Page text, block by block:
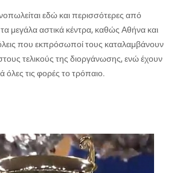
εδώ και περισσότερες από
μεγάλα αστικά κέντρα, καθώς Αθήνα και
που εκπρόσωποί τους καταλαμβάνουν
τελικούς της διοργάνωσης, ενώ έχουν
όλες τις φορές το τρόπαιο.